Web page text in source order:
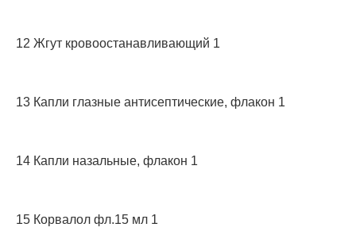
12 Жгут кровоостанавливающий 1
13 Капли глазные антисептические, флакон 1
14 Капли назальные, флакон 1
15 Корвалол фл.15 мл 1